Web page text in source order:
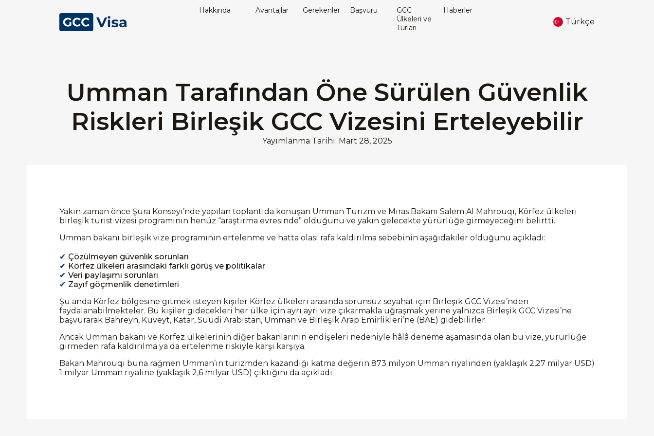
Hakkında Avantajlar Gerekenler Başvuru
GCC
Ülkeleri ve
Turları
Haberler
Türkçe
Umman Tarafından Öne Sürülen Güvenlik
Riskleri Birleşik GCC Vizesini Erteleyebilir
Yayımlanma Tarihi: Mart 28, 2025
Yakın zaman önce Şura Konseyi’nde yapılan toplantıda konuşan Umman Turizm ve Miras Bakanı Salem Al Mahrouqi, Körfez ülkeleri
birleşik turist vizesi programının henüz “araştırma evresinde” olduğunu ve yakın gelecekte yürürlüğe girmeyeceğini belirtti.
Umman bakanı birleşik vize programının ertelenme ve hatta olası rafa kaldırılma sebebinin aşağıdakiler olduğunu açıkladı:
Çözülmeyen güvenlik sorunları
Körfez ülkeleri arasındaki farklı görüş ve politikalar
Veri paylaşımı sorunları
Zayıf göçmenlik denetimleri
Şu anda Körfez bölgesine gitmek isteyen kişiler Körfez ülkeleri arasında sorunsuz seyahat için Birleşik GCC Vizesi’nden
faydalanabilmekteler. Bu kişiler gidecekleri her ülke için ayrı ayrı vize çıkarmakla uğraşmak yerine yalnızca Birleşik GCC Vizesi’ne
başvurarak Bahreyn, Kuveyt, Katar, Suudi Arabistan, Umman ve Birleşik Arap Emirlikleri’ne (BAE) gidebilirler.
Ancak Umman bakanı ve Körfez ülkelerinin diğer bakanlarının endişeleri nedeniyle hâlâ deneme aşamasında olan bu vize, yürürlüğe
girmeden rafa kaldırılma ya da ertelenme riskiyle karşı karşıya.
Bakan Mahrouqi buna rağmen Umman’ın turizmden kazandığı katma değerin 873 milyon Umman riyalinden (yaklaşık 2,27 milyar USD)
1 milyar Umman riyaline (yaklaşık 2,6 milyar USD) çıktığını da açıkladı.